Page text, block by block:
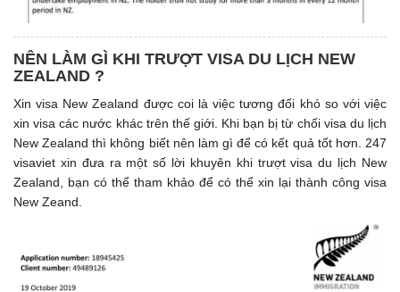
NÊN LÀM GÌ KHI TRƯỢT VISA DU LỊCH NEW
ZEALAND ?
Xin visa New Zealand được coi là việc tương đối khó so với việc
xin visa các nước khác trên thế giới. Khi bạn bị từ chối visa du lịch
New Zealand thì không biết nên làm gì để có kết quả tốt hơn. 247
visaviet xin đưa ra một số lời khuyên khi trượt visa du lịch New
Zealand, bạn có thể tham khảo để có thể xin lại thành công visa
New Zeand.